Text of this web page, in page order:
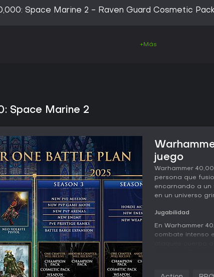
Space Marine 2 - Raven Guard Cosmetic Pack
+Más
Space Marine 2
juego
Warhammer
persona que
encarnando a un
en un universo
Jugabilidad
En Warhammer
combate intenso